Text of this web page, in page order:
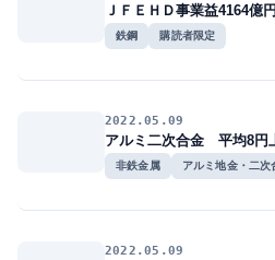
ＪＦＥＨＤ事業益4164
鉄鋼 購読者限定
2022.05.09
アルミ二次合金 平均8円
非鉄金属 アルミ地金・二次
2022.05.09